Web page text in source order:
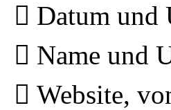
Datum und
Name und
Website,